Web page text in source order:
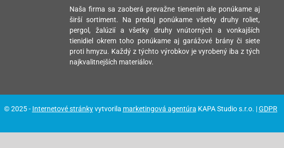
Naša firma sa zaoberá prevažne tienením ale ponúkame aj
širší sortiment. Na predaj ponúkame všetky druhy roliet,
pergol, žalúzií a všetky druhy vnútorných a vonkajších
tienidiel okrem toho ponúkame aj garážové brány či siete
proti hmyzu. Každý z týchto výrobkov je vyrobený iba z tých
najkvalitnejších materiálov.
© 2025 - Internetové stránkyvytvorila marketingová agentúra KAPA Studio s.r.o. |GDPR